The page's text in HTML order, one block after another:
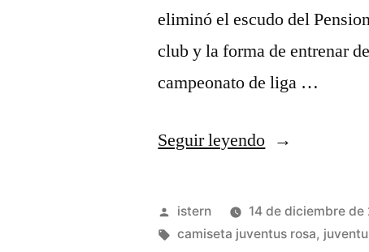
eliminó el escudo del
club y la forma de entrenar
campeonato de liga …
Seguir leyendo«jersey
terbaru
dream
Publicado
por
istern 14 de diciembre de
Etiquetas:
camiseta juventus rosa,